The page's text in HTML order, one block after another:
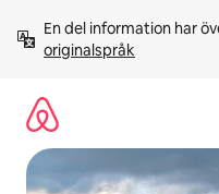
innehåll
En del information har
originalspråk